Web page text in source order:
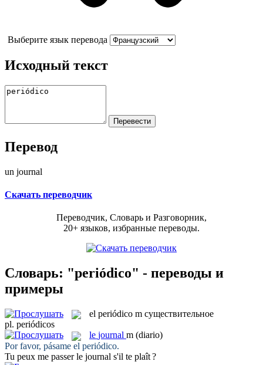
Выберите язык перевода
Исходный текст
Перевод
un journal
Скачать переводчик
Переводчик, Словарь и Разговорник,
20+ языков, избранные переводы.
Словарь: "periódico" - переводы и
примеры
el periódico m существительное
pl. periódicos
le journal m (diario)
Por favor, pásame el periódico.
Tu peux me passer le journal s'il te plaît ?